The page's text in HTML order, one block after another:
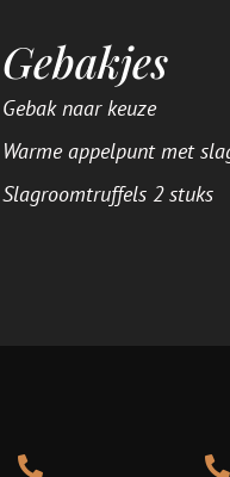
Gebakjes
Gebak naar keuze
Warme appelpunt met
Slagroomtruffels 2 stuks